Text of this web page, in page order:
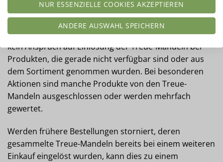
Teilnahmebedingungen zu. Das Einlösen der
gesammelten Treue-Mandeln ist freiwillig. Eine
Auszahlung als Geldwert ist nicht möglich. Es besteht
kein Anspruch auf Einlösung der Treue-Mandeln bei
Produkten, die gerade nicht verfügbar sind oder aus
dem Sortiment genommen wurden. Bei besonderen
Aktionen sind manche Produkte von den Treue-
Mandeln ausgeschlossen oder werden mehrfach
gewertet.
Werden frühere Bestellungen storniert, deren
gesammelte Treue-Mandeln bereits bei einem weiteren
Einkauf eingelöst wurden, kann dies zu einem
NUR ESSENZIELLE COOKIES AKZEPTIEREN
ANDERE AUSWAHL SPEICHERN